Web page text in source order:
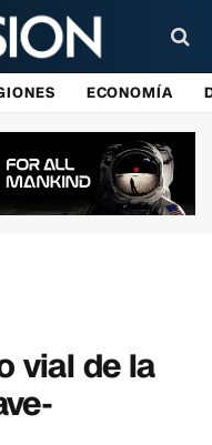
ECONOMÍA
vial de la